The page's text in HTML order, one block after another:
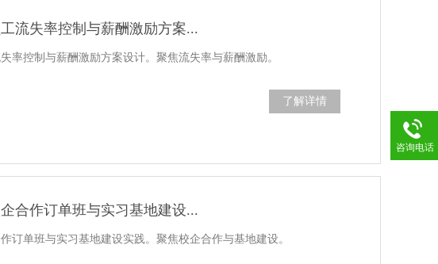
流失率控制与薪酬激励方案...
率控制与薪酬激励方案设计。聚焦流失率与薪酬激励。
了解详情
合作订单班与实习基地建设...
订单班与实习基地建设实践。聚焦校企合作与基地建设。
咨询电话